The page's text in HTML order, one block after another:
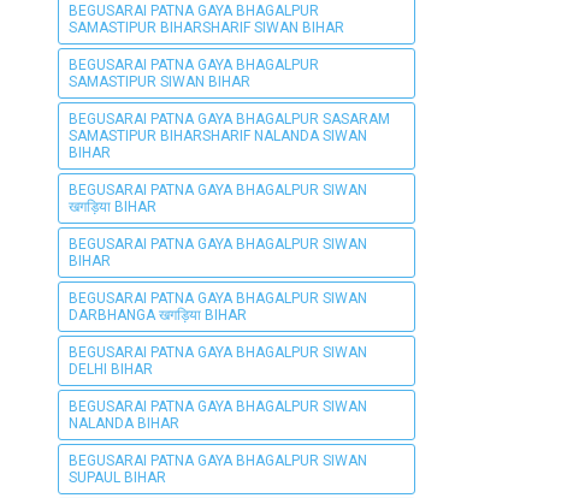
BEGUSARAI PATNA GAYA BHAGALPUR
SAMASTIPUR BIHARSHARIF SIWAN BIHAR
BEGUSARAI PATNA GAYA BHAGALPUR
SAMASTIPUR SIWAN BIHAR
BEGUSARAI PATNA GAYA BHAGALPUR SASARAM
SAMASTIPUR BIHARSHARIF NALANDA SIWAN
BIHAR
BEGUSARAI PATNA GAYA BHAGALPUR SIWAN
खगड़िया BIHAR
BEGUSARAI PATNA GAYA BHAGALPUR SIWAN
BIHAR
BEGUSARAI PATNA GAYA BHAGALPUR SIWAN
DARBHANGA खगड़िया BIHAR
BEGUSARAI PATNA GAYA BHAGALPUR SIWAN
DELHI BIHAR
BEGUSARAI PATNA GAYA BHAGALPUR SIWAN
NALANDA BIHAR
BEGUSARAI PATNA GAYA BHAGALPUR SIWAN
SUPAUL BIHAR